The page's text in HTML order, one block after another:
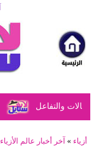
والتفاعل
أزياء » آخر أخبار عالم الأزياء